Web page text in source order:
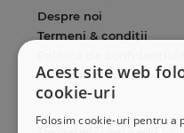
Acest site web
cookie-uri
Folosim cookie-uri pentru a
Despre noi
Termeni & condiții
Politica de cookies
ANPC